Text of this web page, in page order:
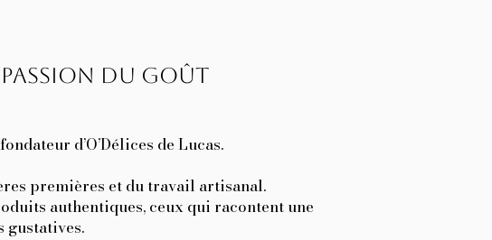
passion du goût​
d’O’Délices de Lucas.
premières et du travail artisanal.
authentiques, ceux qui racontent une